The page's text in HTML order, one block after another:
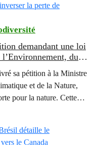
demandant une loi
du
alliées pour
sa pétition à la Ministre
et de la Nature,
pour la nature. Cette
à travers le
et que les…